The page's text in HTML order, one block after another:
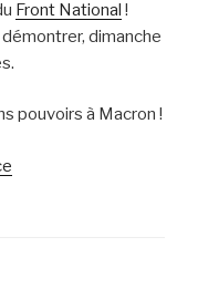
Front National !
dimanche
pouvoirs à Macron !